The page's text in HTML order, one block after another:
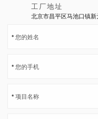
工厂地址
北京市昌平区马池口镇